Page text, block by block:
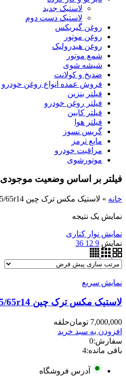
لاستیک جدید
لاستیک دست دوم
روغن گیربکس
روغن موتور
روغن هیدرولیک
شمع موتور
شیشه شوی
ضدیخ و کولانت
فروش عمده انواع روغن خودرو
فیلتر بنزین
فیلتر روغن خودرو
فیلتر کابین
فیلتر هوا
گریس نسوز
مایع ترمز
مراقبت خودرو
موتورشوی
فیلتر بر اساس وضعیت موجودی
خانه » لاستیک مکس ترک چین 185/65r14
نمایش یک نتیجه
نمایش نوار کناری
نمایش 9
12
36
نمایش سریع
لاستیک مکس ترک چین MAXTREK 185/65r14
7,000,000 تومانحلقه
افزودن به سبد خرید
سفارش:0
باقی مانده:4
آدرس فروشگاه